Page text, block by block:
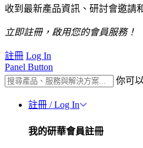
收到最新產品資訊、研討會邀請
立即註冊，啟用您的會員服務！
註冊 Log In
Panel Button
你可
註冊 / Log In
我的研華會員註冊